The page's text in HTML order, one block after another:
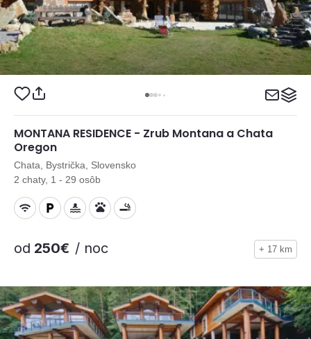
MONTANA RESIDENCE - Zrub Montana a Chata
Oregon
Chata, Bystrička, Slovensko
2 chaty, 1 - 29 osôb
od 250€ / noc + 17 km